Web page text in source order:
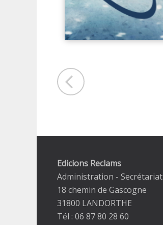
Edicions Reclams
Administration - Secrétariat
18 chemin de Gascogne
31800 LANDORTHE
Tél : 06 87 80 28 60